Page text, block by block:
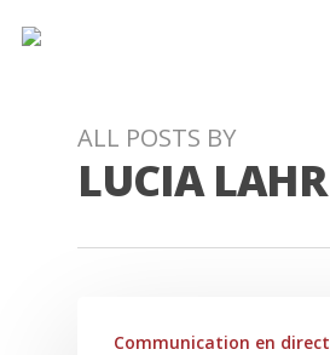
ALL POSTS BY
LUCIA LAHR
Communication en direct